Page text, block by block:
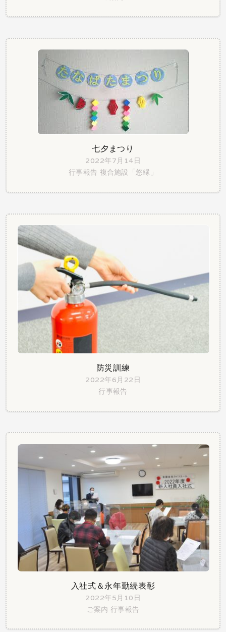
七夕まつり
2022年7月14日
行事報告 複合施設「悠縁」
防災訓練
2022年6月22日
行事報告
入社式＆永年勤続表彰
2022年5月10日
ご案内 行事報告